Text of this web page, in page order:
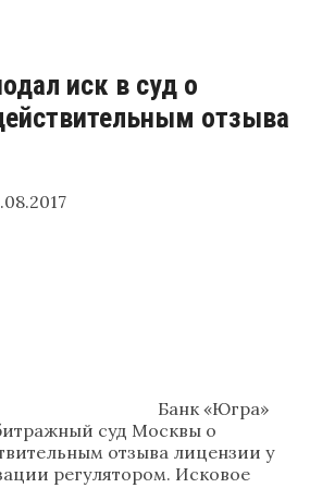
иск в суд о
отзыва
Банк «Югра»
суд Москвы о
отзыва лицензии у
регулятором. Исковое